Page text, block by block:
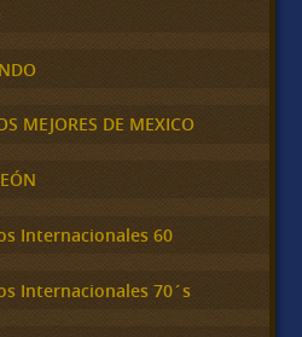
MEJORES DE MEXICO
Internacionales 60
Internacionales 70´s